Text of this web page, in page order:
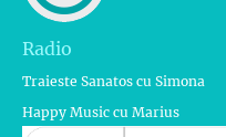
Radio
Traieste Sanatos cu Simona
Happy Music cu Marius